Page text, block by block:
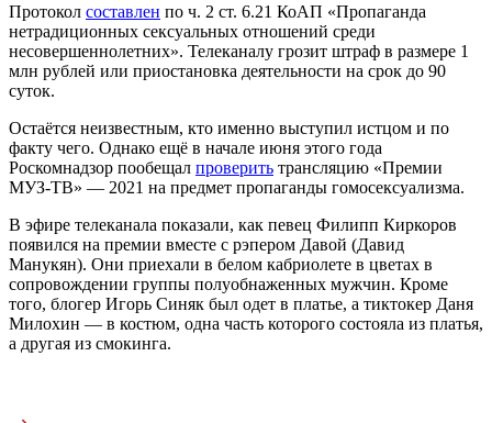
Протокол составлен по ч. 2 ст. 6.21 КоАП «Пропаганда
нетрадиционных сексуальных отношений среди
несовершеннолетних». Телеканалу грозит штраф в размере 1
млн рублей или приостановка деятельности на срок до 90
суток.
Остаётся неизвестным, кто именно выступил истцом и по
факту чего. Однако ещё в начале июня этого года
Роскомнадзор пообещал проверить трансляцию «Премии
МУЗ-ТВ» — 2021 на предмет пропаганды гомосексуализма.
В эфире телеканала показали, как певец Филипп Киркоров
появился на премии вместе с рэпером Давой (Давид
Манукян). Они приехали в белом кабриолете в цветах в
сопровождении группы полуобнаженных мужчин. Кроме
того, блогер Игорь Синяк был одет в платье, а тиктокер Даня
Милохин — в костюм, одна часть которого состояла из платья,
а другая из смокинга.